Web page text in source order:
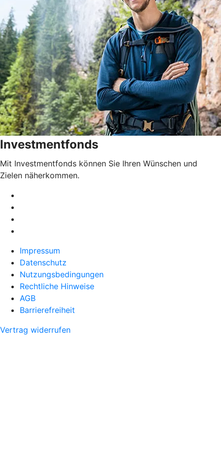
Investmentfonds
Mit Investmentfonds können Sie Ihren Wünschen und
Zielen näherkommen.
Impressum
Datenschutz
Nutzungsbedingungen
Rechtliche Hinweise
AGB
Barrierefreiheit
Vertrag widerrufen